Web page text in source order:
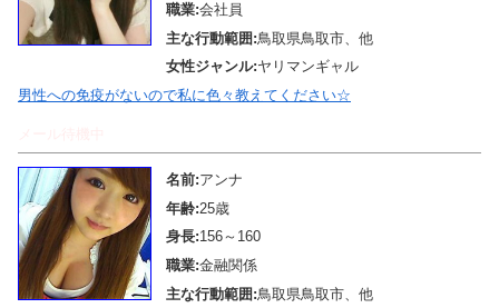
職業:会社員
主な行動範囲:鳥取県鳥取市、他
女性ジャンル:ヤリマンギャル
男性への免疫がないので私に色々教えてください☆
名前:アンナ
年齢:25歳
身長:156～160
職業:金融関係
主な行動範囲:鳥取県鳥取市、他